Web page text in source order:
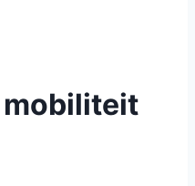
mobiliteit